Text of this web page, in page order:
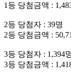
1등 당첨금액 :
2등 당첨자 : 39명
2등 당첨금액 :
3등 당첨자 : 1,394
3등 당첨금액 :